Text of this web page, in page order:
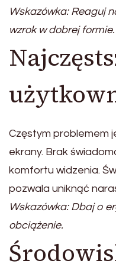
Wskazówka: Reaguj
wzrok w dobrej formie.
Częstym problemem
ekrany. Brak
komfortu widzenia.
pozwala uniknąć
Wskazówka: Dbaj o
obciążenie.